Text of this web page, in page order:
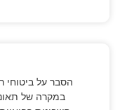
הסבר על ביטוחי
במקרה של